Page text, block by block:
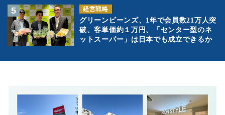
経営戦略
グリーンビーンズ、1年で会員数21万人突
破、客単価約１万円、「センター型のネ
ットスーパー」は日本でも成立できるか